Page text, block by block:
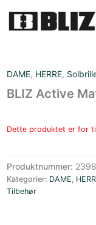
DAME, HERRE,
BLIZ Active
Dette produktet er for
Produktnummer:
Kategorier: DAME,
Tilbehør